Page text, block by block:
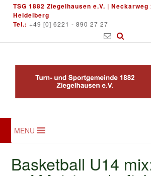
Skip
content
TSG 1882 Ziegelhausen e.V. | Neckarweg
Heidelberg
Tel.: +49 [0] 6221 - 890 27 27
MENU
Basketball U14